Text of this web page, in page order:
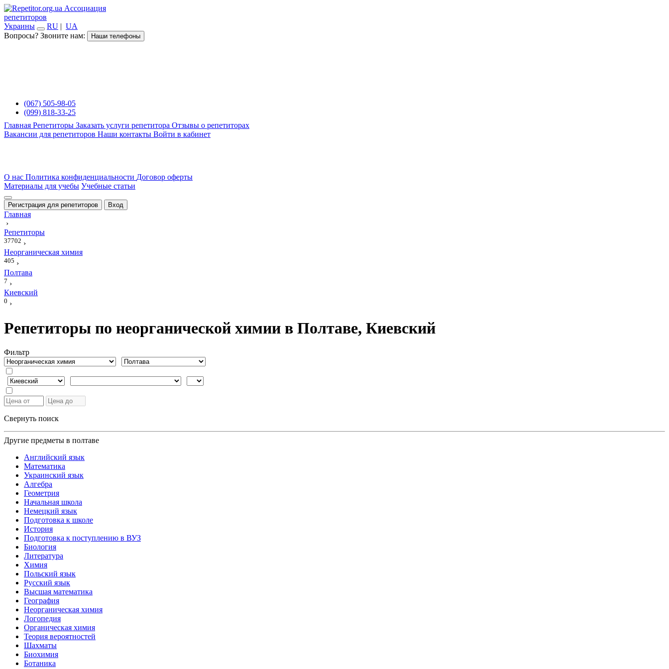
Ассоциация
репетиторов
Украины
RU | UA
Вопросы? Звоните нам:
Наши телефоны
(067) 505-98-05
(099) 818-33-25
Главная Репетиторы Заказать услуги репетитора Отзывы о репетиторах
Вакансии для репетиторов Наши контакты Войти в кабинет
О нас Политика конфиденциальности Договор оферты
Материалы для учебы Учебные статьи
Регистрация для репетиторов Вход
Главная
›
Репетиторы
37702 ›
Неорганическая химия
405 ›
Полтава
7 ›
Киевский
0 ›
Репетиторы по неорганической химии в Полтаве, Киевский
Фильтр
Свернуть поиск
Другие предметы в полтаве
Английский язык
Математика
Украинский язык
Алгебра
Геометрия
Начальная школа
Немецкий язык
Подготовка к школе
История
Подготовка к поступлению в ВУЗ
Биология
Литература
Химия
Польский язык
Русский язык
Высшая математика
География
Неорганическая химия
Логопедия
Органическая химия
Теория вероятностей
Шахматы
Биохимия
Ботаника